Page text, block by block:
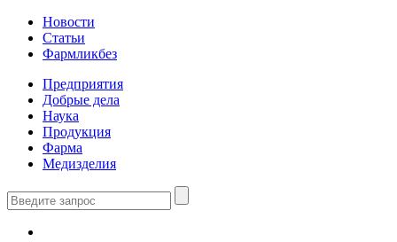
Новости
Статьи
Фармликбез
Предприятия
Добрые дела
Наука
Продукция
Фарма
Медизделия